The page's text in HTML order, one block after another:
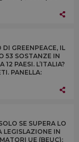
GREENPEACE, IL
53 SOSTANZE IN
PAESI. L’ITALIA?
PANELLA:
SE SUPERA LO
LEGISLAZIONE IN
UE (BEUC):